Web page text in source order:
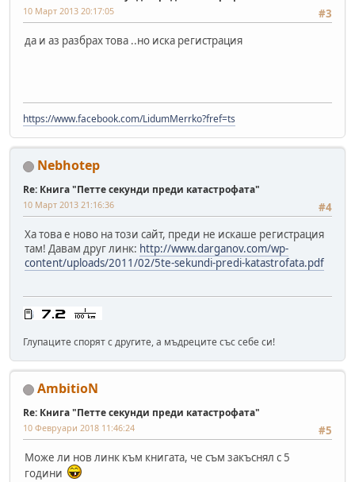
#3
10 Март 2013 20:17:05
да и аз разбрах това ..но иска регистрация
https://www.facebook.com/LidumMerrko?fref=ts
Nebhotep
Re: Книга "Петте секунди преди катастрофата"
#4
10 Март 2013 21:16:36
Ха това е ново на този сайт, преди не искаше регистрация
там! Давам друг линк: http://www.darganov.com/wp-
content/uploads/2011/02/5te-sekundi-predi-katastrofata.pdf
Глупаците спорят с другите, а мъдреците със себе си!
AmbitioN
Re: Книга "Петте секунди преди катастрофата"
#5
10 Февруари 2018 11:46:24
Може ли нов линк към книгата, че съм закъснял с 5
години